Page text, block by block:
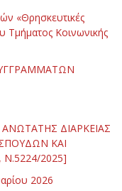
«Θρησκευτικές
Τμήματος Κοινωνικής
ΔΙΑΡΚΕΙΑΣ
ΚΑΙ
2025]
2026